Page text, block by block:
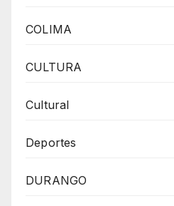
COLIMA
CULTURA
Cultural
Deportes
DURANGO